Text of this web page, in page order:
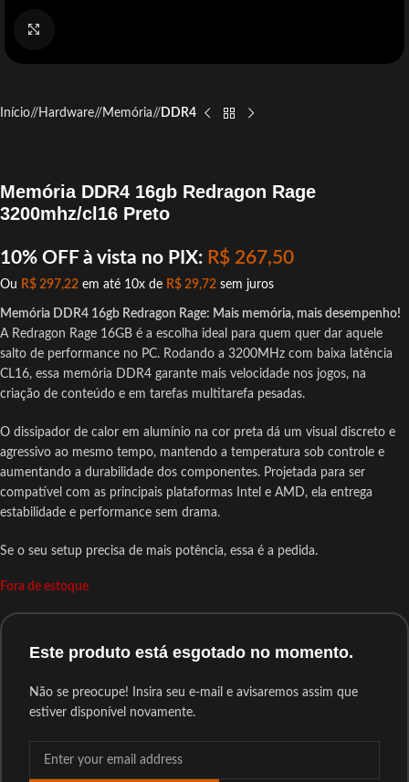
Início/ Hardware/ Memória/ DDR4
Memória DDR4 16gb Redragon Rage
3200mhz/cl16 Preto
10% OFF à vista no PIX: R$ 267,50
Ou R$ 297,22 em até 10x de R$ 29,72 sem juros
Memória DDR4 16gb Redragon Rage: Mais memória, mais desempenho!
A Redragon Rage 16GB é a escolha ideal para quem quer dar aquele
salto de performance no PC. Rodando a 3200MHz com baixa latência
CL16, essa memória DDR4 garante mais velocidade nos jogos, na
criação de conteúdo e em tarefas multitarefa pesadas.
O dissipador de calor em alumínio na cor preta dá um visual discreto e
agressivo ao mesmo tempo, mantendo a temperatura sob controle e
aumentando a durabilidade dos componentes. Projetada para ser
compatível com as principais plataformas Intel e AMD, ela entrega
estabilidade e performance sem drama.
Se o seu setup precisa de mais potência, essa é a pedida.
Fora de estoque
Este produto está esgotado no momento.
Não se preocupe! Insira seu e-mail e avisaremos assim que
estiver disponível novamente.